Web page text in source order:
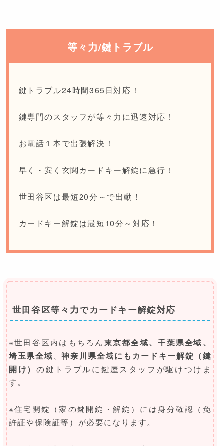
等々力/鍵トラブル
鍵トラブル24時間365日対応！
鍵専門のスタッフが等々力に迅速対応！
お電話１本で出張解決！
早く・安く玄関カードキー解錠に急行！
世田谷区は最短20分～で出動！
カードキー解錠は最短10分～対応！
世田谷区等々力でカードキー解錠対応
※世田谷区内はもちろん東京都全域、千葉県全域、
埼玉県全域、神奈川県全域にもカードキー解錠（鍵
開け）の鍵トラブルに鍵屋スタッフが駆けつけま
す。
※住宅開錠（家の鍵開錠・解錠）には身分確認（免
許証や保険証等）が必要になります。